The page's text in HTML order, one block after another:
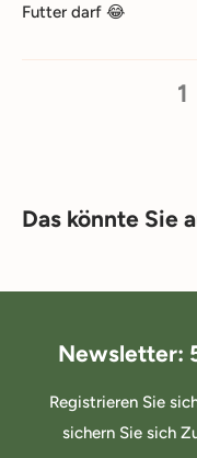
Futter darf 😂
1
Das könnte Sie
Newsletter:
Registrieren Sie
sichern Sie sich